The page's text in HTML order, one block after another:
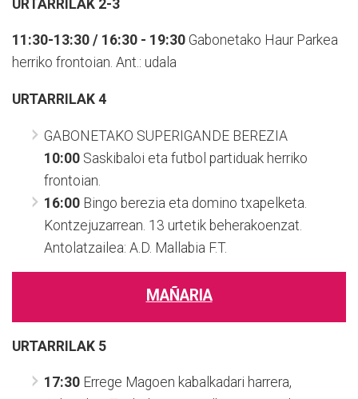
URTARRILAK 2-3
11:30-13:30 / 16:30 - 19:30 Gabonetako Haur Parkea
herriko frontoian. Ant.: udala
URTARRILAK 4
GABONETAKO SUPERIGANDE BEREZIA
10:00 Saskibaloi eta futbol partiduak herriko
frontoian.
16:00 Bingo berezia eta domino txapelketa.
Kontzejuzarrean. 13 urtetik beherakoenzat.
Antolatzailea: A.D. Mallabia F.T.
MAÑARIA
URTARRILAK 5
17:30 Errege Magoen kabalkadari harrera,